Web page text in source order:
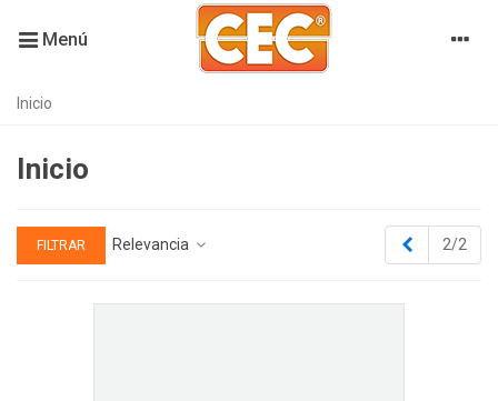
Menú
Inicio
Inicio
FILTRAR Relevancia Anterior
2/2